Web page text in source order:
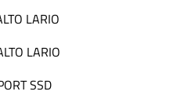
LARIO
LARIO
SSD